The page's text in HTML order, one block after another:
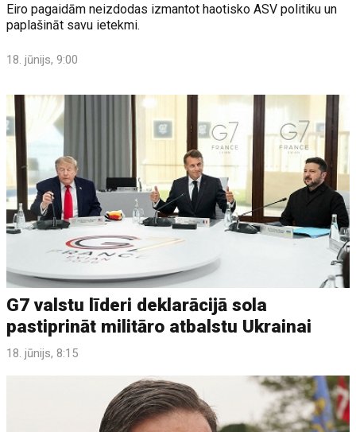
Eiro pagaidām neizdodas izmantot haotisko ASV politiku un
paplašināt savu ietekmi.
18. jūnijs, 9:00
G7 valstu līderi deklarācijā sola
pastiprināt militāro atbalstu Ukrainai
18. jūnijs, 8:15